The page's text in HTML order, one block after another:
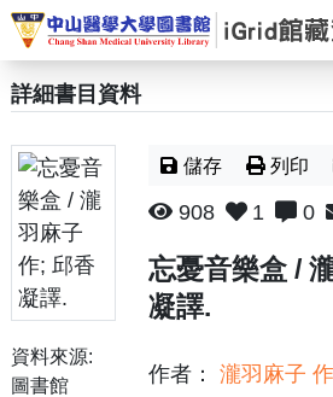
詳細書目資料
資料來源:
圖書館
儲存 列印
908 1 0
忘憂音樂盒 /
凝譯.
作者：瀧羽麻子 作